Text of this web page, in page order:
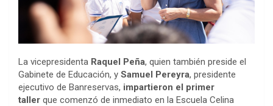
La vicepresidenta Raquel Peña, quien también preside el
Gabinete de Educación, y Samuel Pereyra, presidente
ejecutivo de Banreservas, impartieron el primer
taller que comenzó de inmediato en la Escuela Celina